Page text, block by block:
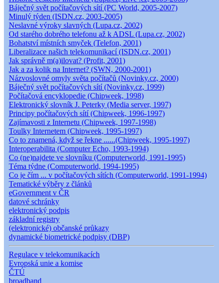
Báječný svět počítačových sítí (PC World, 2005-2007)
Minulý týden (ISDN.cz, 2003-2005)
Neslavné výroky slavných (Lupa.cz, 2002)
Od starého dobrého telefonu až k ADSL (Lupa.cz, 2002)
Bohatství místních smyček (Telefon, 2001)
Liberalizace našich telekomunikací (ISDN.cz, 2001)
Jak správně m(a)ilovat? (Profit, 2001)
Jak a za kolik na Internet? (SWN, 2000-2001)
Názvoslovné omyly světa počítačů (Novinky.cz, 2000)
Báječný svět počítačových sítí (Novinky.cz, 1999)
Počítačová encyklopedie (Chipweek, 1998)
Elektronický slovník J. Peterky (Media server, 1997)
Principy počítačových sítí (Chipweek, 1996-1997)
Zajímavosti z Internetu (Chipweek, 1997-1998)
Toulky Internetem (Chipweek, 1995-1997)
Co to znamená, když se řekne ......(Chipweek, 1995-1997)
Interoperabilita (Computer Echo, 1993-1994)
Co (ne)najdete ve slovníku (Computerworld, 1991-1995)
Téma týdne (Computerworld, 1994-1995)
Co je čím ... v počítačových sítích (Computerworld, 1991-1994)
Tematické výběry z článků
eGovernment v ČR
datové schránky
elektronický podpis
základní registry
(elektronické) občanské průkazy
dynamické biometrické podpisy (DBP)
Regulace v telekomunikacích
Evropská unie a komise
ČTÚ
broadband